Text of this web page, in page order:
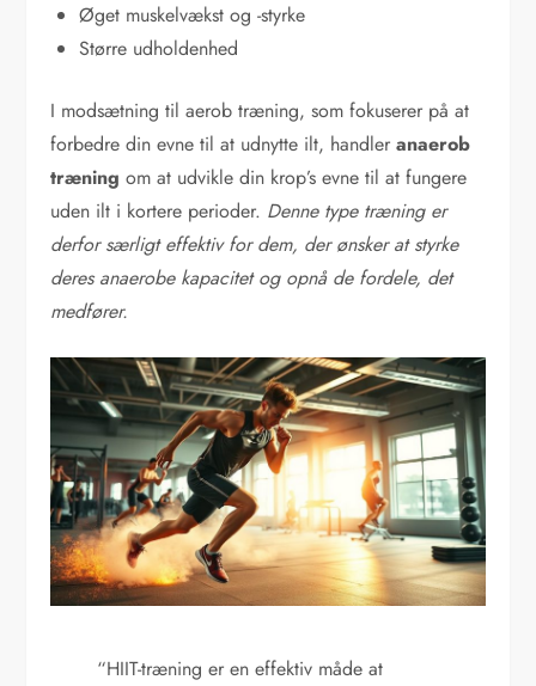
Øget muskelvækst og -styrke
Større udholdenhed
I modsætning til aerob træning, som fokuserer på at
forbedre din evne til at udnytte ilt, handleranaerob
træning om at udvikle din krop’s evne til at fungere
uden ilt i kortere perioder. Denne type træning er
derfor særligt effektiv for dem, der ønsker at styrke
deres anaerobe kapacitet og opnå de fordele, det
medfører.
“HIIT-træning er en effektiv måde at